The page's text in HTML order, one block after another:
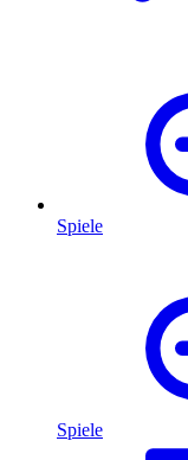
Spiele
Spiele